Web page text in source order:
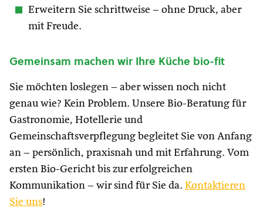
Erweitern Sie schrittweise – ohne Druck, aber
mit Freude.
Gemeinsam machen wir Ihre Küche bio-fit
Sie möchten loslegen – aber wissen noch nicht
genau wie? Kein Problem. Unsere Bio-Beratung für
Gastronomie, Hotellerie und
Gemeinschaftsverpflegung begleitet Sie von Anfang
an – persönlich, praxisnah und mit Erfahrung. Vom
ersten Bio-Gericht bis zur erfolgreichen
Kommunikation – wir sind für Sie da. Kontaktieren
Sie uns!